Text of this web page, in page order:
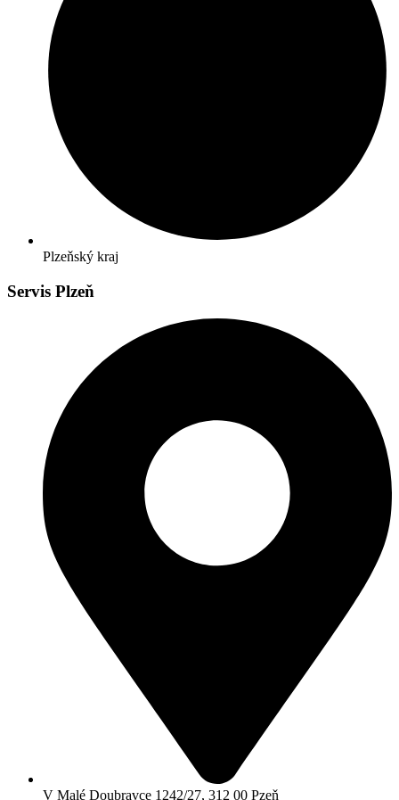
Plzeňský kraj
Servis Plzeň
V Malé Doubravce 1242/27, 312 00 Pzeň